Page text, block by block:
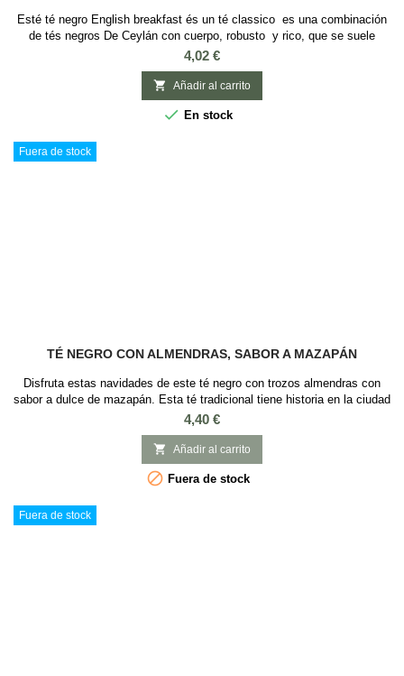
Esté té negro English breakfast és un té classico es una combinación
de tés negros De Ceylán con cuerpo, robusto y rico, que se suele
acompañar con leche y azucar. Es un estimulante natural de nuestro
sistema nervioso, lo que lo hace ideal para desayunar. Ingredientes:
Tés negros de Ceylán
Precio
4,02 €
 Añadir al carrito
 En stock
Fuera de stock
TÉ NEGRO CON ALMENDRAS, SABOR A MAZAPÁN
Disfruta estas navidades de este té negro con trozos almendras con
sabor a dulce de mazapán. Esta té tradicional tiene historia en la ciudad
del mazapán, Lubeck. SABOR: Mazapán y Almendra INGREDIENTES:
Té negro, trozos de almendras y aroma
Precio
4,40 €
 Añadir al carrito
 Fuera de stock
Fuera de stock